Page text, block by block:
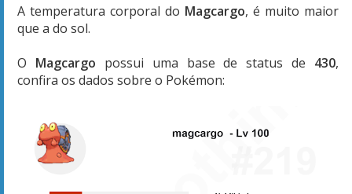
A temperatura corporal do Magcargo, é muito maior
que a do sol.
O Magcargo possui uma base de status de 430,
confira os dados sobre o Pokémon: